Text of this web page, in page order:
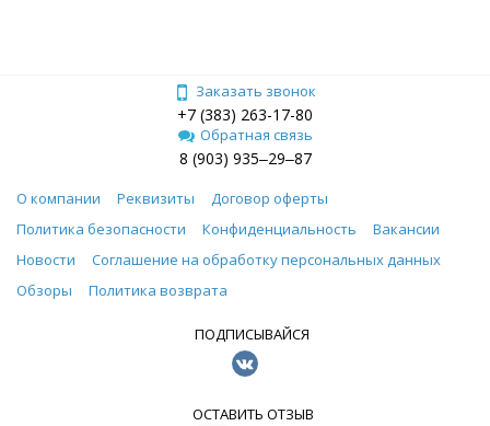
Заказать звонок
+7 (383) 263-17-80
Обратная связь
8 (903) 935‒29‒87
О компании Реквизиты
Договор оферты
Политика безопасности
Конфиденциальность
Вакансии
Новости
Соглашение на обработку персональных данных
Обзоры
Политика возврата
ПОДПИСЫВАЙСЯ
ОСТАВИТЬ ОТЗЫВ